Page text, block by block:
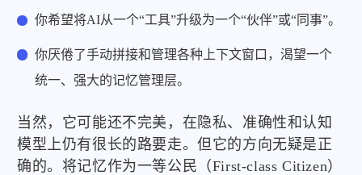
你希望将AI从一个“工具”升级为一个“伙伴”或“同事”。
你厌倦了手动拼接和管理各种上下文窗口，渴望一个
统一、强大的记忆管理层。
当然，它可能还不完美，在隐私、准确性和认知
模型上仍有很长的路要走。但它的方向无疑是正
确的。将记忆作为一等公民（First-class Citizen）